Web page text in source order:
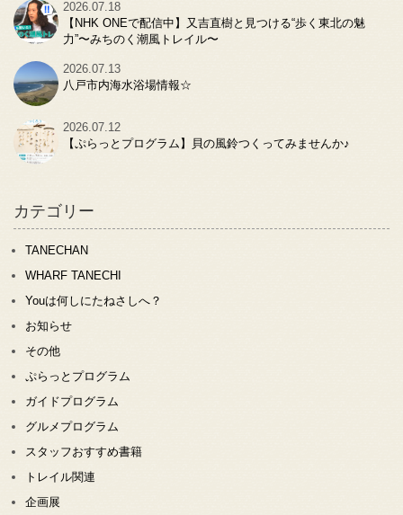
2026.07.18
【NHK ONEで配信中】又吉直樹と見つける“歩く東北の魅
力”〜みちのく潮風トレイル〜
2026.07.13
八戸市内海水浴場情報☆
2026.07.12
【ぷらっとプログラム】貝の風鈴つくってみませんか♪
カテゴリー
TANECHAN
WHARF TANECHI
Youは何しにたねさしへ？
お知らせ
その他
ぷらっとプログラム
ガイドプログラム
グルメプログラム
スタッフおすすめ書籍
トレイル関連
企画展